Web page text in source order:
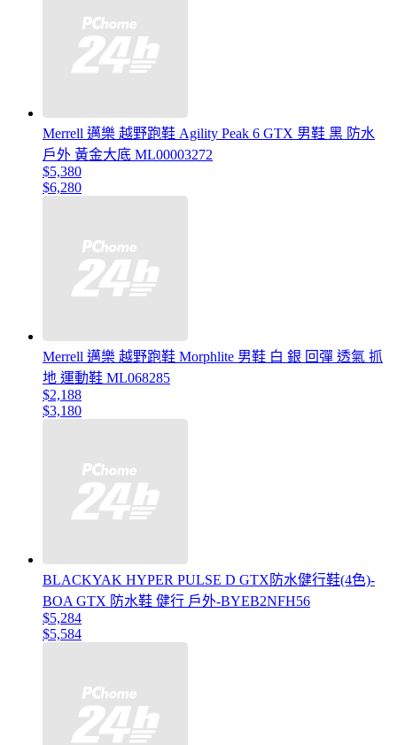
Merrell 邁樂 越野跑鞋 Agility Peak 6 GTX 男鞋 黑 防水
戶外 黃金大底 ML00003272
$5,380
$6,280
Merrell 邁樂 越野跑鞋 Morphlite 男鞋 白 銀 回彈 透氣 抓
地 運動鞋 ML068285
$2,188
$3,180
BLACKYAK HYPER PULSE D GTX防水健行鞋(4色)-
BOA GTX 防水鞋 健行 戶外-BYEB2NFH56
$5,284
$5,584